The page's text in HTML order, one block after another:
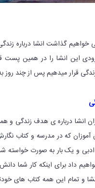
خواهیم گذاشت انشا درباره
این انشا را در همین پست
قرار میدهیم پس از چند
انشا درباره ی هدف زندگی و
که در مدرسه و کتاب
و یک بار به صورت خواسته
داد برای اینکه کار شما
و تمام این همه کتاب های